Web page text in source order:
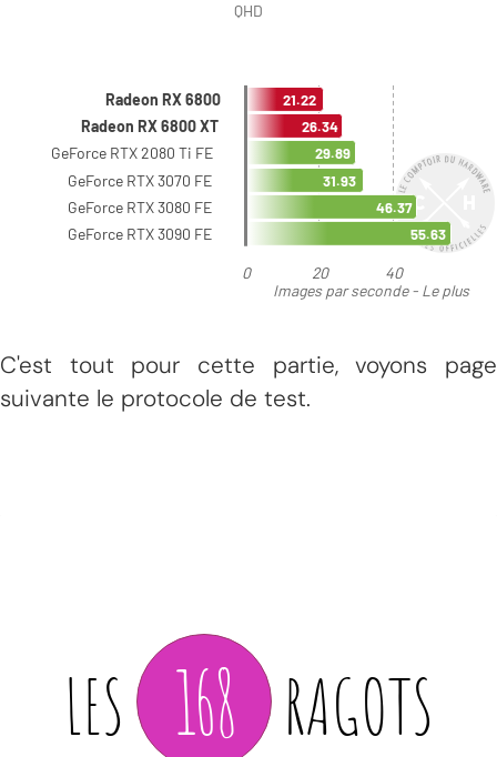
C'est tout pour cette partie, voyons page
suivante le protocole de test.
LES 168 RAGOTS